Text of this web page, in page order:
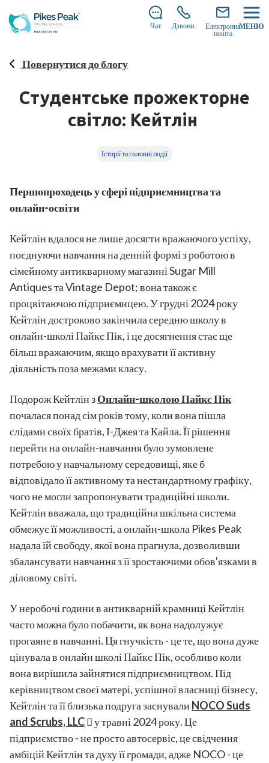
Ще є вільні місця для вступу до нас на 2026–2027
навчальний рік!
Дізнайтеся, як вступити.
Чат Дзвони.
Електронна
пошта
МЕНЮ
Повернутися до блогу
Студентське прожекторне
світло: Кейтлін
Історії та головні події
Першопроходець у сфері підприємництва та
онлайн-освіти
Кейтлін вдалося не лише досягти вражаючого успіху,
поєднуючи навчання на денній формі з роботою в
сімейному антикварному магазині Sugar Mill
Antiques та Vintage Depot; вона також є
процвітаючою підприємицею. У грудні 2024 року
Кейтлін достроково закінчила середню школу в
онлайн-школі Пайкс Пік, і це досягнення стає ще
більш вражаючим, якщо врахувати її активну
діяльність поза межами класу.
Подорож Кейтлін зОнлайн-школою Пайкс Пік
почалася понад сім років тому, коли вона пішла
слідами своїх братів, І-Джея та Кайла. Її рішення
перейти на онлайн-навчання було зумовлене
потребою у навчальному середовищі, яке б
відповідало її активному та нестандартному графіку,
чого не могли запропонувати традиційні школи.
Кейтлін вважала, що традиційна шкільна система
обмежує її можливості, а онлайн-школа Pikes Peak
надала їй свободу, якої вона прагнула, дозволивши
збалансувати навчання з її зростаючими обов'язками в
діловому світі.
У неробочі години в антикварній крамниці Кейтлін
часто можна було побачити, як вона надолужує
прогаяне в навчанні. Ця гнучкість - це те, що вона дуже
цінувала в онлайн школі Пайкс Пік, особливо коли
вона вирішила зайнятися підприємництвом. Під
керівництвом своєї матері, успішної власниці бізнесу,
Кейтлін та її близька подруга заснували NOCO Suds
and Scrubs, LLC
у травні 2024 року. Це
підприємство - не просто автосервіс, це свідчення
амбіцій Кейтлін та духу її громади, адже NOCO - це